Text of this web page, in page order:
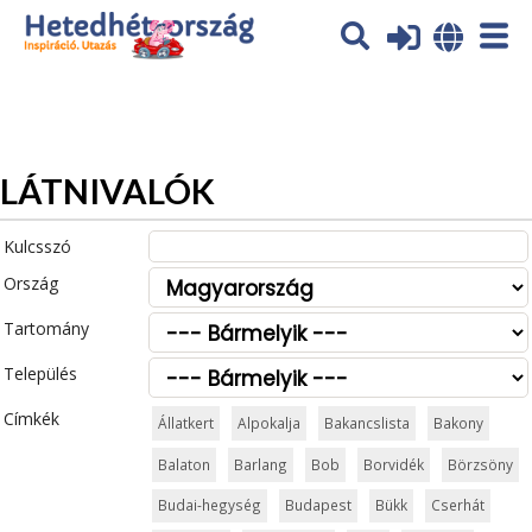
Az oldal sütiket (cookies) használ. További tájékoztatás itt:
Adatvédelmi tájékoztató
LÁTNIVALÓK
Kulcsszó
Ország
Tartomány
Település
Címkék
Állatkert Alpokalja Bakancslista Bakony
Balaton Barlang Bob Borvidék Börzsöny
Budai-hegység Budapest Bükk Cserhát